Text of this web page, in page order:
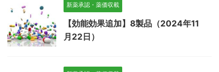
新薬承認・薬価収載
【効能効果追加】8製品（2024年11
月22日）